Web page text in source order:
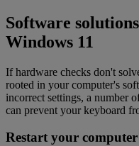
Software
Windows 11
If hardware checks don't
rooted in your computer's
incorrect settings, a number
can prevent your keyboard
Restart your